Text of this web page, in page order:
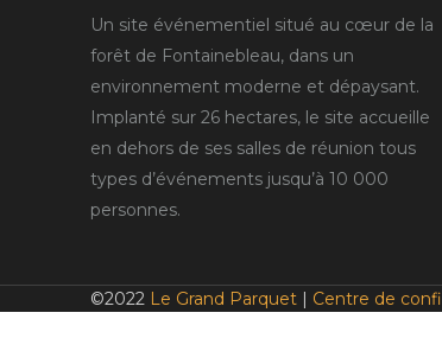
Un site événementiel situé au cœur de la
forêt de Fontainebleau, dans un
environnement moderne et dépaysant.
Implanté sur 26 hectares, le site accueille
en dehors de ses salles de réunion tous
types d’événements jusqu’à 10 000
personnes.
©2022 Le Grand Parquet | Centre de